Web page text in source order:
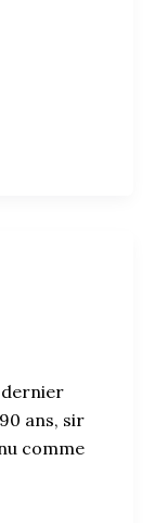
dernier
ans, sir
comme